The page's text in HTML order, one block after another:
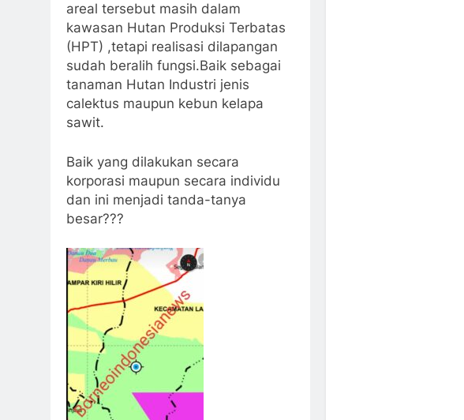
areal tersebut masih dalam
kawasan Hutan Produksi Terbatas
(HPT) ,tetapi realisasi dilapangan
sudah beralih fungsi.Baik sebagai
tanaman Hutan Industri jenis
calektus maupun kebun kelapa
sawit.
Baik yang dilakukan secara
korporasi maupun secara individu
dan ini menjadi tanda-tanya
besar???